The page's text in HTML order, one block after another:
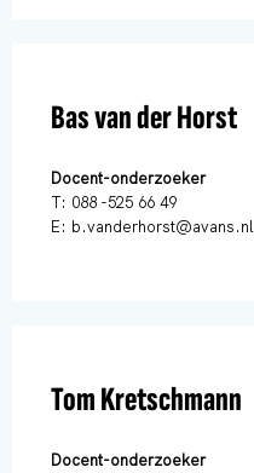
Bas van der Horst
Docent-onderzoeker
T: 088 -525 66 49
E: b.vanderhorst@avans.nl
Tom Kretschmann
Docent-onderzoeker